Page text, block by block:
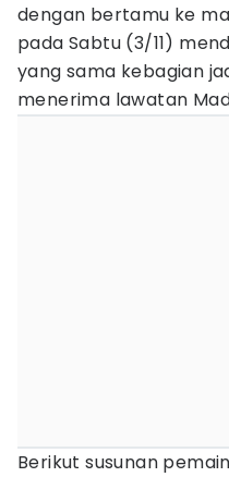
dengan bertamu ke
pada Sabtu (3/11)
yang sama kebagian
menerima lawatan
Berikut susunan